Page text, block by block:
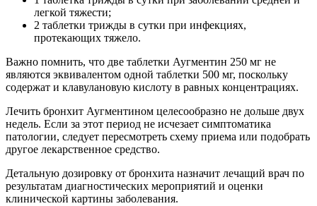
легкой тяжести;
2 таблетки трижды в сутки при инфекциях,
протекающих тяжело.
Важно помнить, что две таблетки Аугментин 250 мг не
являются эквивалентом одной таблетки 500 мг, поскольку
содержат и клавулановую кислоту в равных концентрациях.
Лечить бронхит Аугментином целесообразно не дольше двух
недель. Если за этот период не исчезает симптоматика
патологии, следует пересмотреть схему приема или подобрать
другое лекарственное средство.
Детальную дозировку от бронхита назначит лечащий врач по
результатам диагностических мероприятий и оценки
клинической картины заболевания.